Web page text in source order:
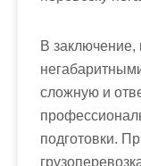
В заключение,
сложную и
подготовки.